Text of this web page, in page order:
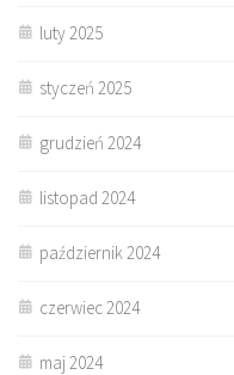
luty 2025
styczeń 2025
grudzień 2024
listopad 2024
październik 2024
czerwiec 2024
maj 2024